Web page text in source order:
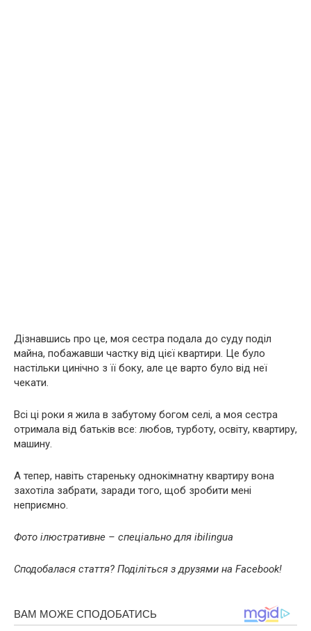
Дізнавшись про це, моя сестра подала до суду поділ
майна, побажавши частку від цієї квартири. Це було
настільки цинічно з її боку, але це варто було від неї
чекати.
Всі ці роки я жила в забутому богом селі, а моя сестра
отримала від батьків все: любов, турботу, освіту, квартиру,
машину.
А тепер, навіть стареньку однокімнатну квартиру вона
захотіла забрати, заради того, щоб зробити мені
неприємно.
Фото ілюстративне – спеціально для ibilingua
Сподобалася стаття? Поділіться з друзями на Facebook!